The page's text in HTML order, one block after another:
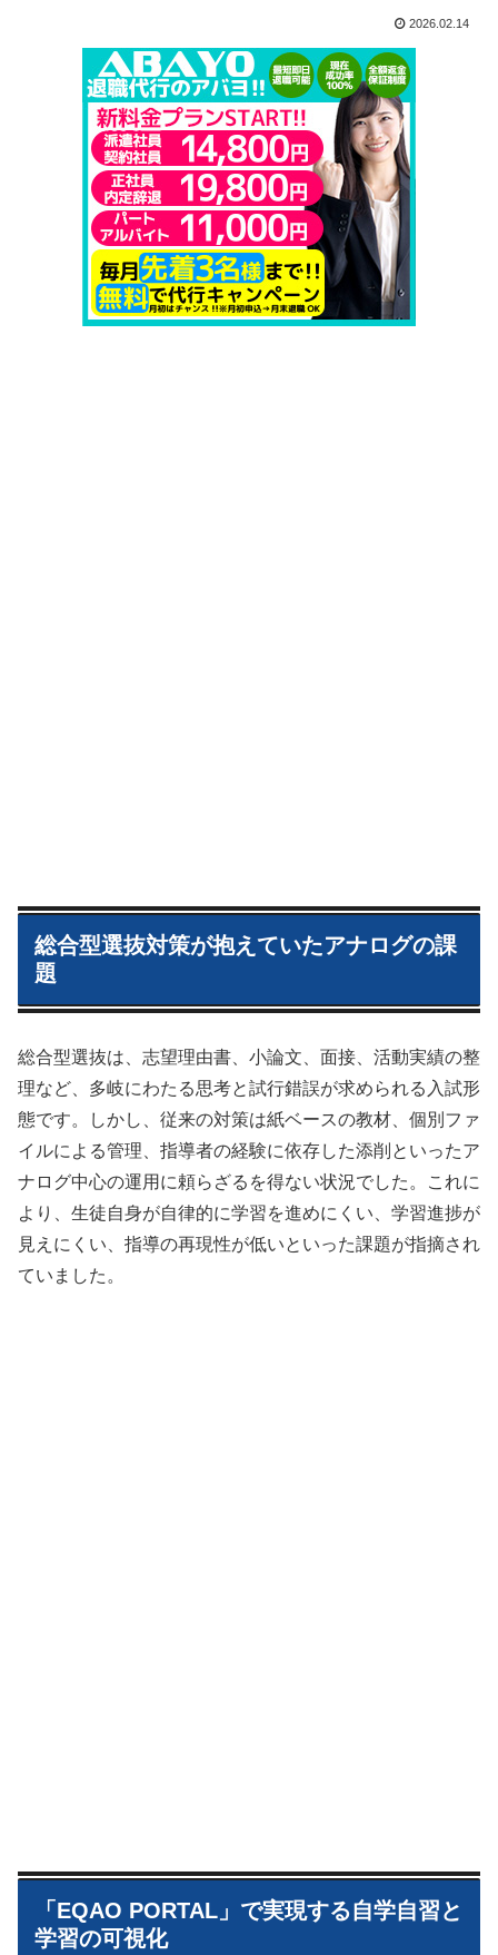
2026.02.14
総合型選抜対策が抱えていたアナログの課
題
総合型選抜は、志望理由書、小論文、面接、活動実績の整
理など、多岐にわたる思考と試行錯誤が求められる入試形
態です。しかし、従来の対策は紙ベースの教材、個別ファ
イルによる管理、指導者の経験に依存した添削といったア
ナログ中心の運用に頼らざるを得ない状況でした。これに
より、生徒自身が自律的に学習を進めにくい、学習進捗が
見えにくい、指導の再現性が低いといった課題が指摘され
ていました。
「EQAO PORTAL」で実現する自学自習と
学習の可視化